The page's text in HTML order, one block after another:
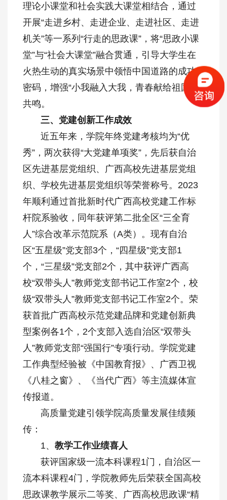
理论小课堂和社会实践大课堂相结合，通过
开展“走进乡村、走进企业、走进社区、走进
机关”等一系列“行走的思政课”，将“思政小课
堂”与“社会大课堂”融合贯通，引导大学生在
火热生动的真实场景中领悟中国道路的成功
密码，增强“小我融入大我，青春献给祖国”的
共鸣。
三、党建创新工作成效
近五年来，学院年终党建考核均为“优
秀”，两次获得“大党建单项奖”，先后获自治
区先进基层党组织、广西高校先进基层党组
织、学校先进基层党组织等荣誉称号。2023
年顺利通过首批新时代广西高校党建工作标
杆院系验收，同年获评第二批全区“三全育
人”综合改革示范院系（A类）。现有自治
区“五星级”党支部3个，“四星级”党支部1
个，“三星级”党支部2个，其中获评广西高
校“双带头人”教师党支部书记工作室2个，校
级“双带头人”教师党支部书记工作室2个。荣
获首批广西高校示范党建品牌和党建创新典
型案例各1个，2个支部入选自治区“双带头
人”教师党支部“强国行”专项行动。学院党建
工作典型经验被《中国教育报》、广西卫视
《八桂之窗》、《当代广西》等主流媒体宣
传报道。
高质量党建引领学院高质量发展佳绩频
传：
1、 教学工作业绩喜人
获评国家级一流本科课程1门，自治区一
流本科课程4门，学院教师先后荣获全国高校
思政课教学展示二等奖、广西高校思政课“精